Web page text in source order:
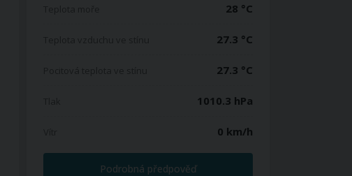
28 °C
27.3 °C
27.3 °C
1010.3 hPa
0 km/h
Podrobná předpověď